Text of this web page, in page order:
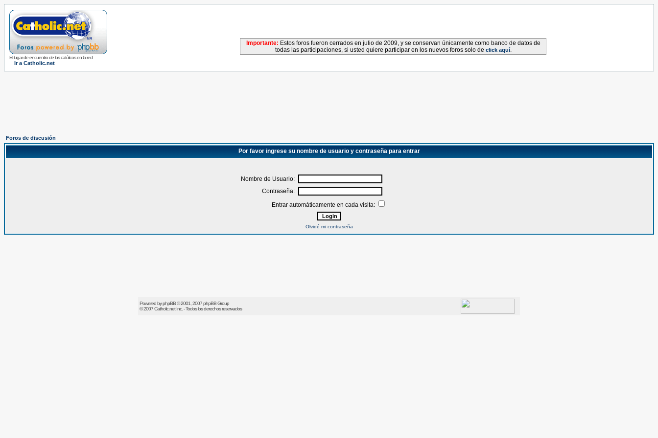
El lugar de encuentro de los católicos en la red
Ir a Catholic.net
Importante: Estos foros fueron cerrados en julio de 2009, y se conservan únicamente como banco de datos de
todas las participaciones, si usted quiere participar en los nuevos foros solo de click aquí.
Foros de discusión
Por favor ingrese su nombre de usuario y contraseña para entrar
Nombre de Usuario:
Contraseña:
Entrar automáticamente en cada visita:
Olvidé mi contraseña
Powered byphpBB© 2001, 2007 phpBB Group
© 2007Catholic.netInc. - Todos los derechos reservados